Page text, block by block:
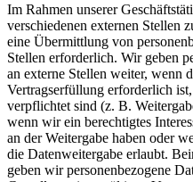
Im Rahmen unserer
verschiedenen externen Stellen
eine Übermittlung von
Stellen erforderlich. Wir geben
an externe Stellen weiter, wenn
Vertragserfüllung erforderlich
verpflichtet sind (z. B.
wenn wir ein berechtigtes
an der Weitergabe haben oder
die Datenweitergabe erlaubt.
geben wir personenbezogene